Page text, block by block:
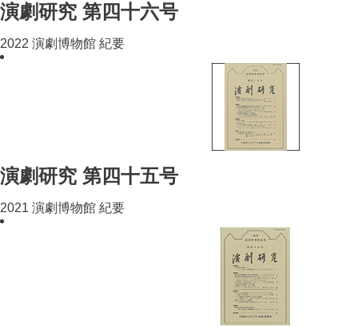
演劇研究 第四十六号
2022 演劇博物館 紀要
演劇研究 第四十五号
2021 演劇博物館 紀要